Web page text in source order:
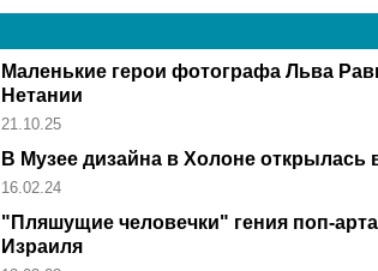
Маленькие герои фотографа Льва
Нетании
21.10.25
В Музее дизайна в Холоне открылась
16.02.24
"Пляшущие человечки" гения поп-
Израиля